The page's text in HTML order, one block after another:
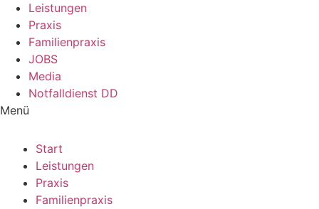
Leistungen
Praxis
Familienpraxis
JOBS
Media
Notfalldienst DD
Menü
Start
Leistungen
Praxis
Familienpraxis